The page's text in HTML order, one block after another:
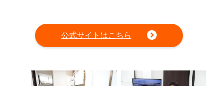
公式サイトはこちら